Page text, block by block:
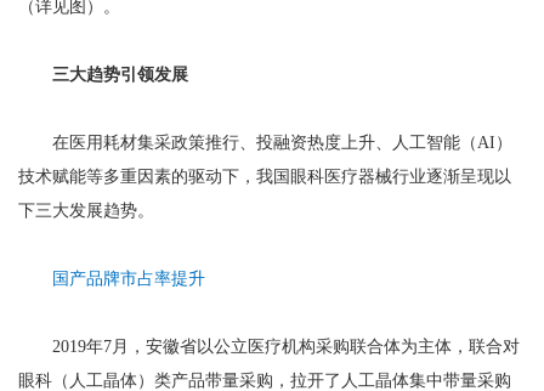
（详见图）。
三大趋势引领发展
在医用耗材集采政策推行、投融资热度上升、人工智能（AI）
技术赋能等多重因素的驱动下，我国眼科医疗器械行业逐渐呈现以
下三大发展趋势。
国产品牌市占率提升
2019年7月，安徽省以公立医疗机构采购联合体为主体，联合对
眼科（人工晶体）类产品带量采购，拉开了人工晶体集中带量采购